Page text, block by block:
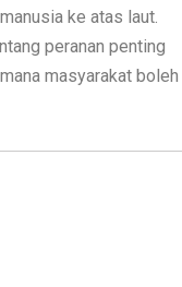
ke atas laut.
peranan penting
masyarakat boleh